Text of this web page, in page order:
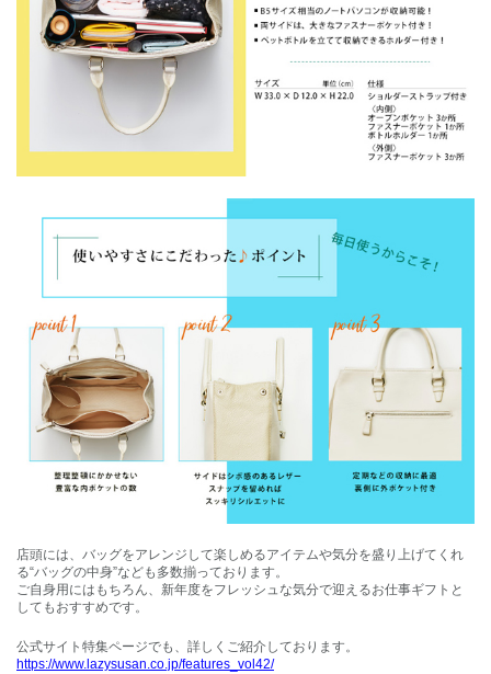
店頭には、バッグをアレンジして楽しめるアイテムや気分を盛り上げてくれ
る“バッグの中身”なども多数揃っております。
ご自身用にはもちろん、新年度をフレッシュな気分で迎えるお仕事ギフトと
してもおすすめです。
公式サイト特集ページでも、詳しくご紹介しております。
https://www.lazysusan.co.jp/features_vol42/